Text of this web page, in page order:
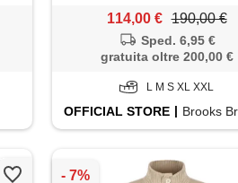
114,00 € 190,00 €
Sped. 6,95 €
gratuita oltre 200,00 €
L M S XL XXL
OFFICIALSTORE Brooks